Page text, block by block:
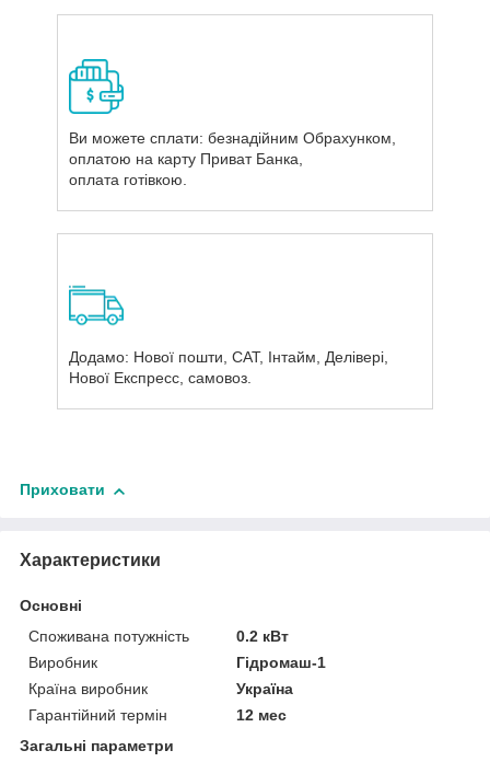
Ви можете сплати: безнадійним Обрахунком,
оплатою на карту Приват Банка,
оплата готівкою.
Додамо: Нової пошти, САТ, Інтайм, Делівері,
Нової Експресс, самовоз.
Приховати
Характеристики
Основні
Споживана потужність
0.2 кВт
Виробник
Гідромаш-1
Країна виробник
Україна
Гарантійний термін
12 мес
Загальні параметри